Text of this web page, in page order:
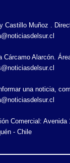
Castillo Muñoz .
Cárcamo Alarcón.
una noticia,
Comercial: Avenida
- Chile